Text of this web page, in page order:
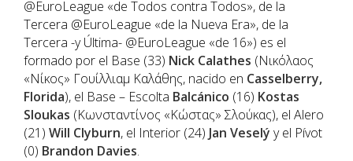
@EuroLeague «de Todos contra Todos», de la
Tercera @EuroLeague «de la Nueva Era», de la
Tercera -y Última- @EuroLeague «de 16») es el
formado por el Base (33) Nick Calathes (Νικόλαος
«Νίκος» Γουίλλιαμ Καλάθης, nacido en Casselberry,
Florida), el Base – Escolta Balcánico (16) Kostas
Sloukas (Κωνσταντίνος «Κώστας» Σλούκας), el Alero
(21) Will Clyburn, el Interior (24) Jan Veselý y el Pívot
(0) Brandon Davies.